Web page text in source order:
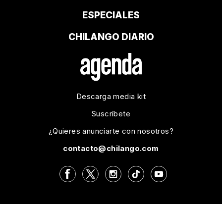
ESPECIALES
CHILANGO DIARIO
Descarga media kit
Suscríbete
¿Quieres anunciarte con nosotros?
contacto@chilango.com